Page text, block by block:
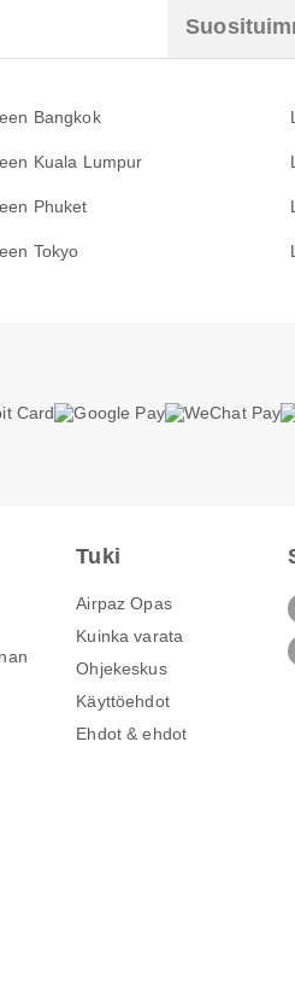
Bangkok
Kuala Lumpur
Phuket
Tokyo
Tuki
Airpaz Opas
Kuinka varata
Ohjekeskus
Käyttöehdot
Ehdot & ehdot